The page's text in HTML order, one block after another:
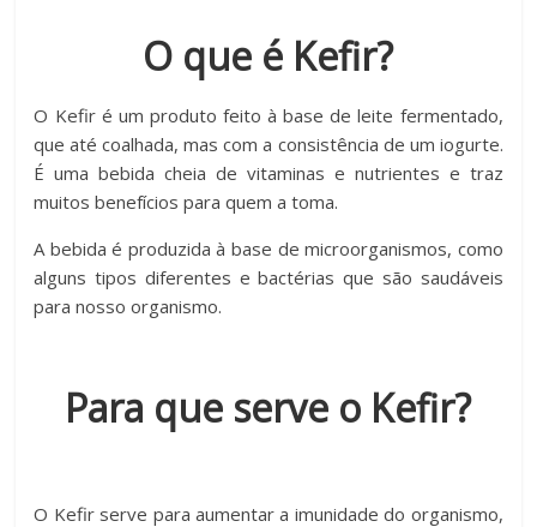
O que é Kefir?
O Kefir é um produto feito à base de leite fermentado,
que até coalhada, mas com a consistência de um iogurte.
É uma bebida cheia de vitaminas e nutrientes e traz
muitos benefícios para quem a toma.
A bebida é produzida à base de microorganismos, como
alguns tipos diferentes e bactérias que são saudáveis
para nosso organismo.
Para que serve o Kefir?
O Kefir serve para aumentar a imunidade do organismo,